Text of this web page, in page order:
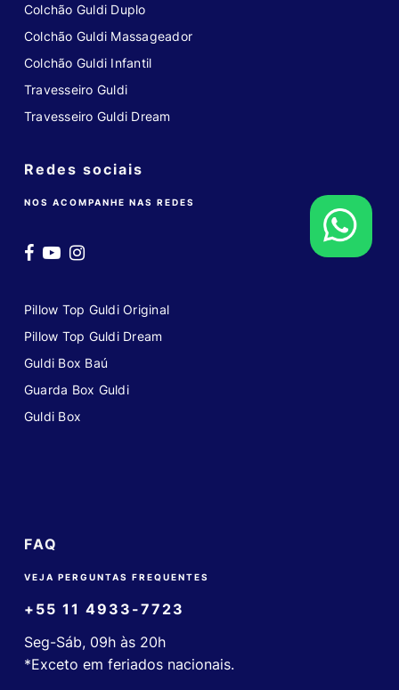
Colchão Guldi Duplo
Colchão Guldi Massageador
Colchão Guldi Infantil
Travesseiro Guldi
Travesseiro Guldi Dream
Redes sociais
NOS ACOMPANHE NAS REDES
Pillow Top Guldi Original
Pillow Top Guldi Dream
Guldi Box Baú
Guarda Box Guldi
Guldi Box
FAQ
VEJA PERGUNTAS FREQUENTES
+55 11 4933-7723
Seg-Sáb, 09h às 20h
*Exceto em feriados nacionais.